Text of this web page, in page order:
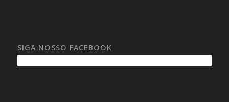
SIGA NOSSO FACEBOOK